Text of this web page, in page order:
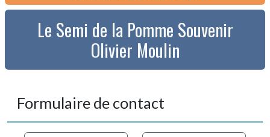
Le Semi de la Pomme Souvenir
Olivier Moulin
Formulaire de contact